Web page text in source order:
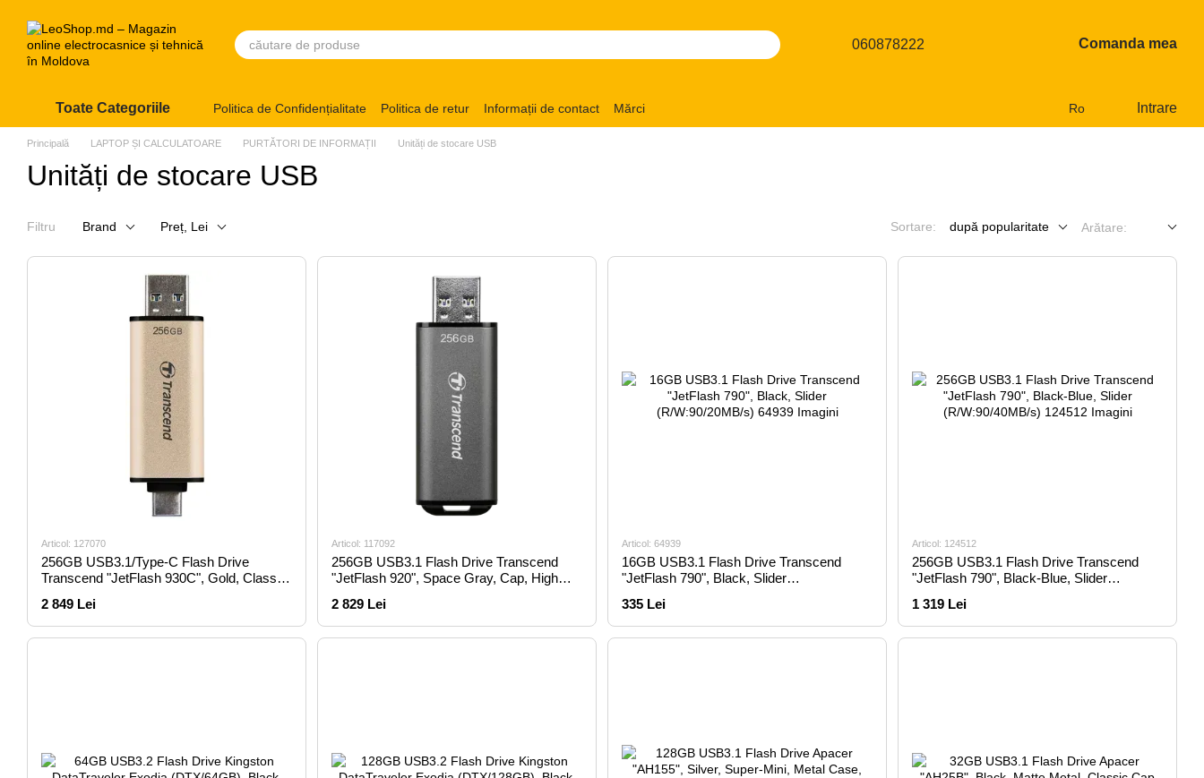
060878222 Comanda mea
Toate Categoriile Politica de Confidențialitate Politica de retur Informații de contact Mărci Ro Intrare
Principală LAPTOP ȘI CALCULATOARE PURTĂTORI DE INFORMAȚII Unități de stocare USB
Unități de stocare USB
Filtru Brand Preț, Lei Sortare: după popularitate Arătare:
Articol: 127070
256GB USB3.1/Type-C Flash Drive
Transcend "JetFlash 930C", Gold, Classic
2 849 Lei
Articol: 117092
256GB USB3.1 Flash Drive Transcend
"JetFlash 920", Space Gray, Cap, High
2 829 Lei
Articol: 64939
16GB USB3.1 Flash Drive Transcend
"JetFlash 790", Black, Slider
335 Lei
Articol: 124512
256GB USB3.1 Flash Drive Transcend
"JetFlash 790", Black-Blue, Slider
1 319 Lei